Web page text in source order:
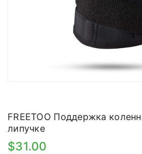
FREETOO Поддержка
липучке
$31.00